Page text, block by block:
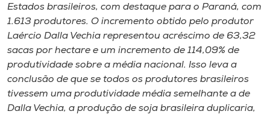
Estados brasileiros, com destaque para o Paraná, com
1.613 produtores. O incremento obtido pelo produtor
Laércio Dalla Vechia representou acréscimo de 63,32
sacas por hectare e um incremento de 114,09% de
produtividade sobre a média nacional. Isso leva a
conclusão de que se todos os produtores brasileiros
tivessem uma produtividade média semelhante a de
Dalla Vechia, a produção de soja brasileira duplicaria,